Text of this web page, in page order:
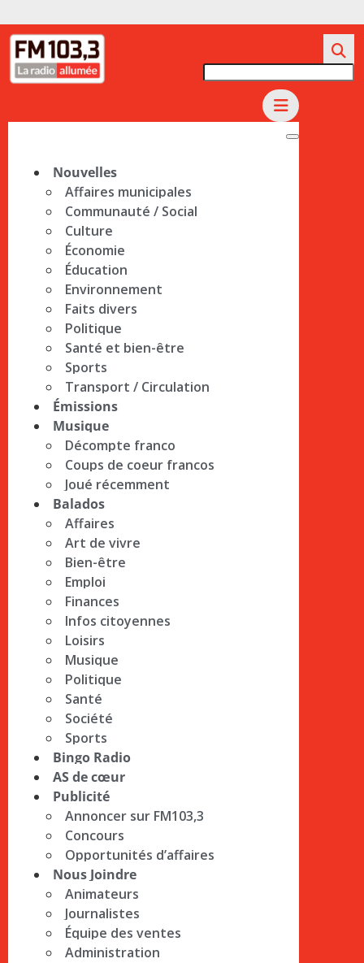
Nouvelles
Affaires municipales
Communauté / Social
Culture
Économie
Éducation
Environnement
Faits divers
Politique
Santé et bien-être
Sports
Transport / Circulation
Émissions
Musique
Décompte franco
Coups de coeur francos
Joué récemment
Balados
Affaires
Art de vivre
Bien-être
Emploi
Finances
Infos citoyennes
Loisirs
Musique
Politique
Santé
Société
Sports
Bingo Radio
AS de cœur
Publicité
Annoncer sur FM103,3
Concours
Opportunités d’affaires
Nous Joindre
Animateurs
Journalistes
Équipe des ventes
Administration